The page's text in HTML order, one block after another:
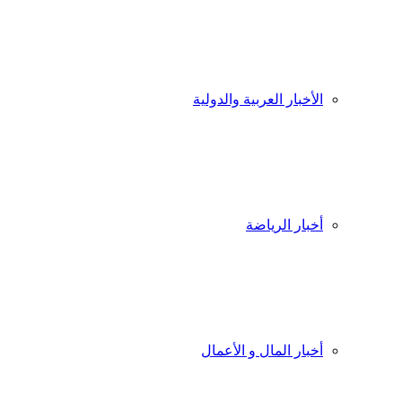
الأخبار العربية والدولية
أخبار الرياضة
أخبار المال و الأعمال